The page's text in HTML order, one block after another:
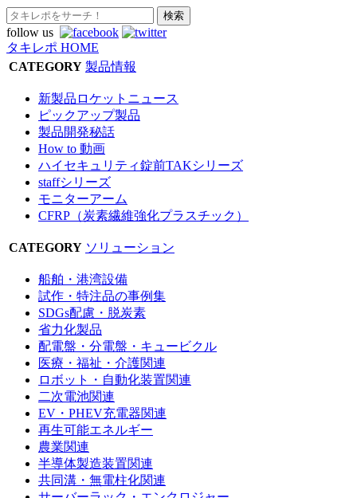
follow us
タキレポ HOME
CATEGORY 製品情報
新製品ロケットニュース
ピックアップ製品
製品開発秘話
How to 動画
ハイセキュリティ錠前TAKシリーズ
staffシリーズ
モニターアーム
CFRP（炭素繊維強化プラスチック）
CATEGORY ソリューション
船舶・港湾設備
試作・特注品の事例集
SDGs配慮・脱炭素
省力化製品
配電盤・分電盤・キュービクル
医療・福祉・介護関連
ロボット・自動化装置関連
二次電池関連
EV・PHEV充電器関連
再生可能エネルギー
農業関連
半導体製造装置関連
共同溝・無電柱化関連